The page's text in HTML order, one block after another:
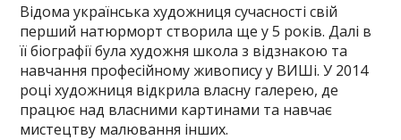
Відома українська художниця сучасності свій
перший натюрморт створила ще у 5 років. Далі в
її біографії була художня школа з відзнакою та
навчання професійному живопису у ВИШі. У 2014
році художниця відкрила власну галерею, де
працює над власними картинами та навчає
мистецтву малювання інших.